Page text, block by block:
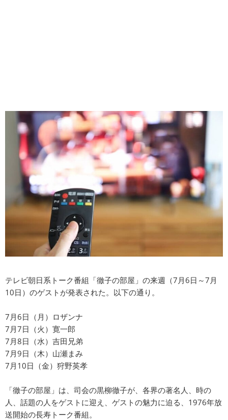
テレビ朝日系トーク番組「徹子の部屋」の来週（7月6日～7月
10日）のゲストが発表された。以下の通り。
7月6日（月）ロザンナ
7月7日（火）寛一郎
7月8日（水）吉田兄弟
7月9日（木）山瀬まみ
7月10日（金）狩野英孝
「徹子の部屋」は、司会の黒柳徹子が、各界の著名人、時の
人、話題の人をゲストに迎え、ゲストの魅力に迫る、1976年放
送開始の長寿トーク番組。